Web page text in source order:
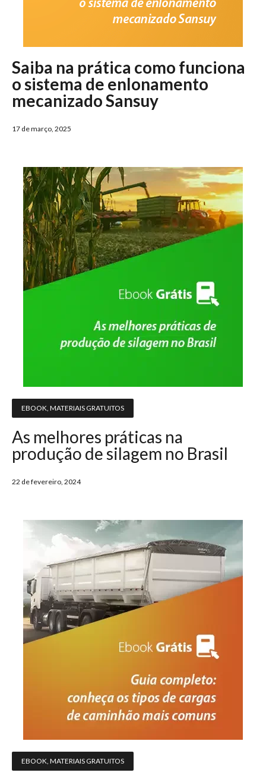
Saiba na prática como funciona
o sistema de enlonamento
mecanizado Sansuy
17 de março, 2025
EBOOK, MATERIAIS GRATUITOS
As melhores práticas na
produção de silagem no Brasil
22 de fevereiro, 2024
EBOOK, MATERIAIS GRATUITOS